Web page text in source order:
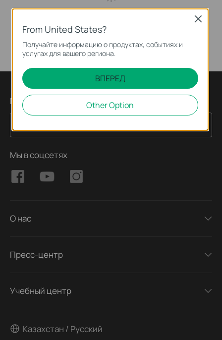
Подпишитесь на рассылку
Мы в соцсетях
О нас
Пресс-центр
Учебный центр
Казахстан / Русский
From United States?
Получайте информацию о продуктах, событиях и
услугах для вашего региона.
ВПЕРЕД
Other Option
Close